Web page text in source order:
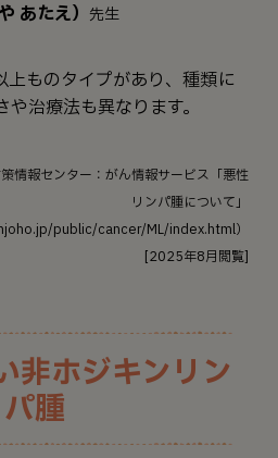
あたえ） 先生
ものタイプがあり、種類に
治療法も異なります。
情報センター：がん情報サービス「悪性
リンパ腫について」
public/cancer/ML/index.html）
[2025年8月閲覧]
非ホジキンリン
パ腫